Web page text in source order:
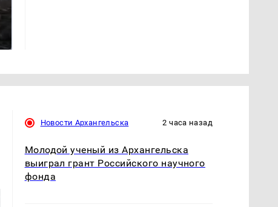
Новости Архангельска 2 часа назад
Молодой ученый из Архангельска
выиграл грант Российского научного
фонда